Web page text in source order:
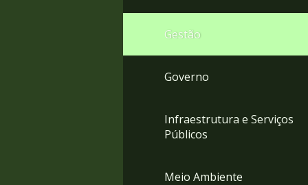
Gestão
Governo
Infraestrutura e Serviços
Públicos
Meio Ambiente